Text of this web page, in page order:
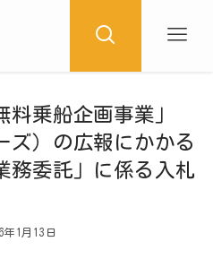
料乗船企画事業」
ズ）の広報にかかる
務委託」に係る入札
年1月13日